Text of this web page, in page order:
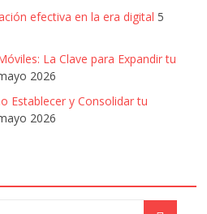
efectiva en la era digital 5
La Clave para Expandir tu
2026
Establecer y Consolidar tu
2026